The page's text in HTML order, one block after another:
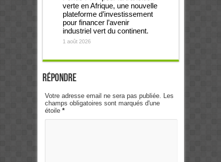
verte en Afrique, une nouvelle
plateforme d’investissement
pour financer l’avenir
industriel vert du continent.
1 août 2026
Répondre
Votre adresse email ne sera pas publiée. Les
champs obligatoires sont marqués d'une
étoile *